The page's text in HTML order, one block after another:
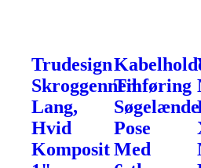
Trudesign
Skroggennemføring
Lang,
Hvid
Komposit
Til
Pose
Med